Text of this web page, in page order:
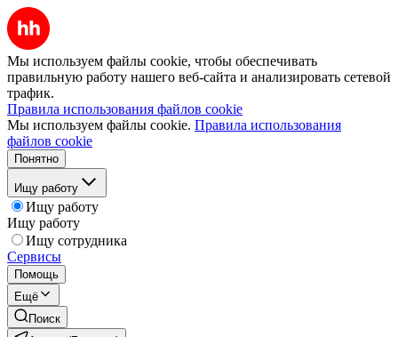
Мы используем файлы cookie, чтобы обеспечивать
правильную работу нашего веб-сайта и анализировать сетевой
трафик.
Правила использования файлов cookie
Мы используем файлы cookie. Правила использования
файлов cookie
Понятно
Ищу работу
Ищу работу
Ищу работу
Ищу сотрудника
Сервисы
Помощь
Ещё
Поиск